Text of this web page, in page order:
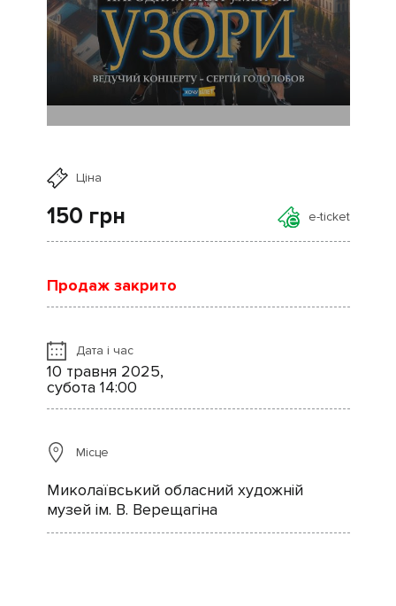
Ціна
150 грн e-ticket
Продаж закрито
Дата і час
10 травня 2025,
субота 14:00
Місце
Миколаївський обласний художній
музей ім. В. Верещагіна